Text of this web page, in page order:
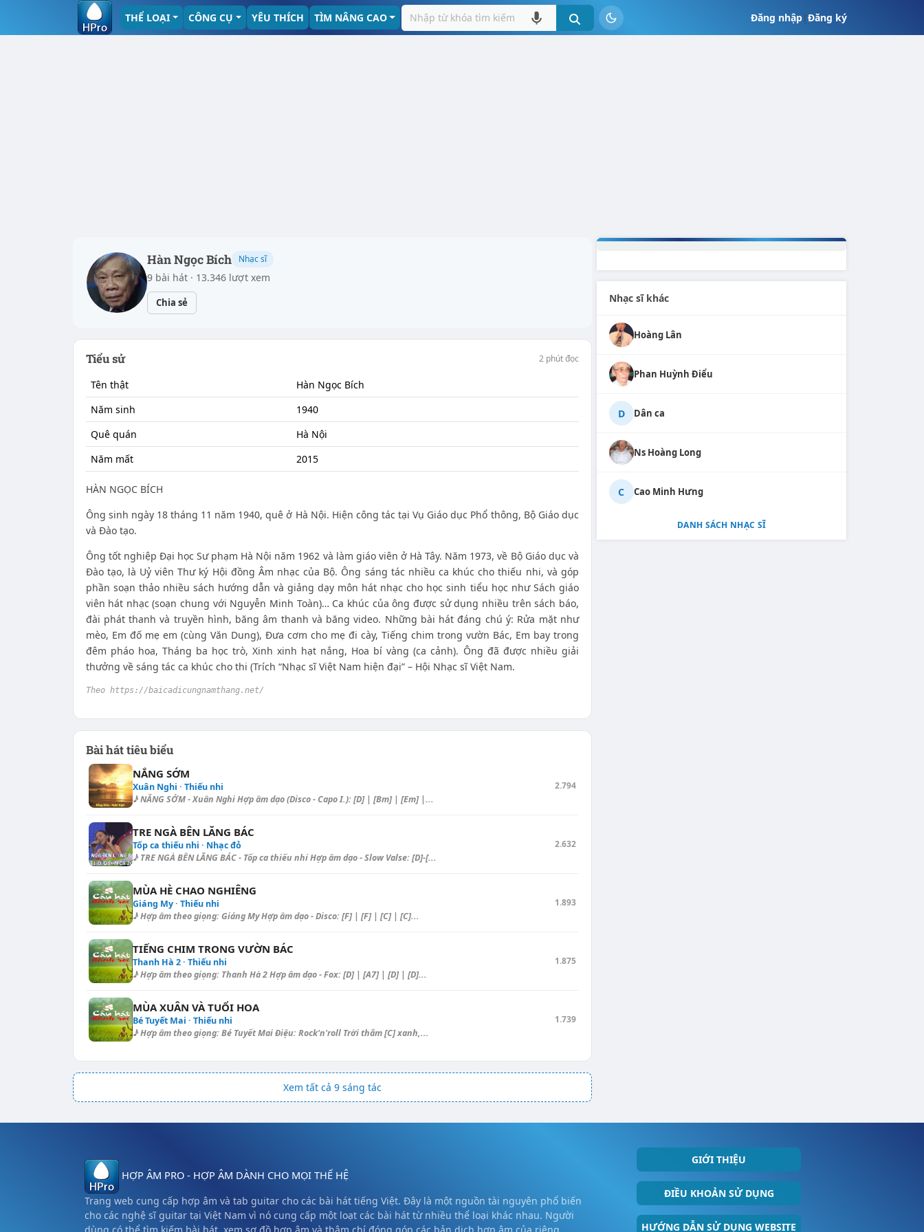
Đăng nhập|Đăng ký
THỂ LOẠI CÔNG CỤ YÊU THÍCH TÌM NÂNG CAO
Hàn Ngọc Bích Nhạc sĩ
9 bài hát · 13.346 lượt xem
Chia sẻ
Tiểu sử 2 phút đọc
Tên thật
Hàn Ngọc Bích
Năm sinh
1940
Quê quán
Hà Nội
Năm mất
2015
HÀN NGỌC BÍCH
Ông sinh ngày 18 tháng 11 năm 1940, quê ở Hà Nội. Hiện công tác tại Vụ Giáo dục Phổ thông, Bộ Giáo dục
và Đào tạo.
Ông tốt nghiệp Đại học Sư phạm Hà Nội năm 1962 và làm giáo viên ở Hà Tây. Năm 1973, về Bộ Giáo dục và
Đào tạo, là Uỷ viên Thư ký Hội đồng Âm nhạc của Bộ. Ông sáng tác nhiều ca khúc cho thiếu nhi, và góp
phần soạn thảo nhiều sách hướng dẫn và giảng dạy môn hát nhạc cho học sinh tiểu học như Sách giáo
viên hát nhạc (soạn chung với Nguyễn Minh Toàn)… Ca khúc của ông được sử dụng nhiều trên sách báo,
đài phát thanh và truyền hình, băng âm thanh và băng video. Những bài hát đáng chú ý: Rửa mặt như
mèo, Em đố mẹ em (cùng Văn Dung), Đưa cơm cho mẹ đi cày, Tiếng chim trong vườn Bác, Em bay trong
đêm pháo hoa, Tháng ba học trò, Xinh xinh hạt nắng, Hoa bí vàng (ca cảnh). Ông đã được nhiều giải
thưởng về sáng tác ca khúc cho thi (Trích “Nhạc sĩ Việt Nam hiện đại” – Hội Nhạc sĩ Việt Nam.
Theo https://baicadicungnamthang.net/
Bài hát tiêu biểu
NẮNG SỚM
Xuân Nghi · Thiếu nhi
♪ NẮNG SỚM - Xuân Nghi Hợp âm dạo (Disco - Capo I.): [D] | [Bm] | [Em] |...
2.794
TRE NGÀ BÊN LĂNG BÁC
Tốp ca thiếu nhi · Nhạc đỏ
♪ TRE NGÀ BÊN LĂNG BÁC - Tốp ca thiếu nhi Hợp âm dạo - Slow Valse: [D]-[...
2.632
MÙA HÈ CHAO NGHIÊNG
Giáng My · Thiếu nhi
♪ Hợp âm theo giọng: Giáng My Hợp âm dạo - Disco: [F] | [F] | [C] | [C]...
1.893
TIẾNG CHIM TRONG VƯỜN BÁC
Thanh Hà 2 · Thiếu nhi
♪ Hợp âm theo giọng: Thanh Hà 2 Hợp âm dạo - Fox: [D] | [A7] | [D] | [D]...
1.875
MÙA XUÂN VÀ TUỔI HOA
Bé Tuyết Mai · Thiếu nhi
♪ Hợp âm theo giọng: Bé Tuyết Mai Điệu: Rock'n'roll Trời thắm [C] xanh,...
1.739
Xem tất cả 9 sáng tác
Nhạc sĩ khác
Hoàng Lân
Phan Huỳnh Điểu
D Dân ca
Ns Hoàng Long
C Cao Minh Hưng
DANH SÁCH NHẠC SĨ
HỢP ÂM PRO - HỢP ÂM DÀNH CHO MỌI THẾ HỆ
Trang web cung cấp hợp âm và tab guitar cho các bài hát tiếng Việt. Đây là một nguồn tài nguyên phổ biến
cho các nghệ sĩ guitar tại Việt Nam vì nó cung cấp một loạt các bài hát từ nhiều thể loại khác nhau. Người
GIỚI THIỆU
ĐIỀU KHOẢN SỬ DỤNG
HƯỚNG DẪN SỬ DỤNG WEBSITE